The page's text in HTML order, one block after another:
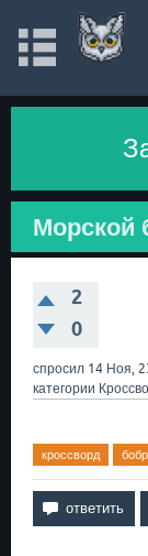
Морской
2
0
спросил 14 Ноя,
категории
кроссворд бобр